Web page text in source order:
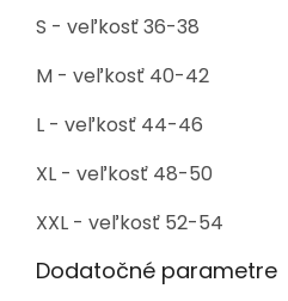
S - veľkosť 36-38
M - veľkosť 40-42
L - veľkosť 44-46
XL - veľkosť 48-50
XXL - veľkosť 52-54
Dodatočné parametre